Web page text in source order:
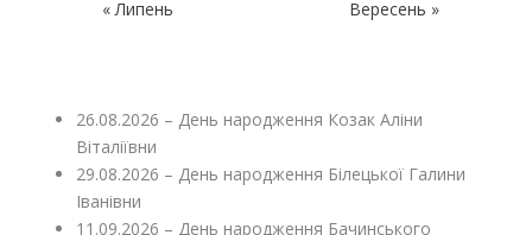
« Липень Вересень »
26.08.2026 – День народження Козак Аліни
Віталіївни
29.08.2026 – День народження Білецької Галини
Іванівни
11.09.2026 – День народження Бачинського